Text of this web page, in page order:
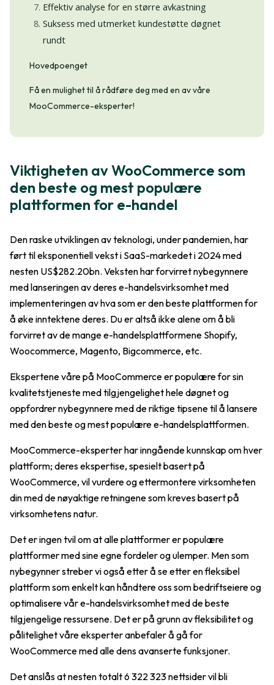
Effektiv analyse for en større avkastning
Suksess med utmerket kundestøtte døgnet
rundt
Hovedpoenget
Få en mulighet til å rådføre deg med en av våre
MooCommerce-eksperter!
Viktigheten av WooCommerce som
den beste og mest populære
plattformen for e-handel
Den raske utviklingen av teknologi, under pandemien, har
ført til eksponentiell vekst i SaaS-markedet i 2024 med
nesten US$282.20bn. Veksten har forvirret nybegynnere
med lanseringen av deres e-handelsvirksomhet med
implementeringen av hva som er den beste plattformen for
å øke inntektene deres. Du er altså ikke alene om å bli
forvirret av de mange e-handelsplattformene Shopify,
Woocommerce, Magento, Bigcommerce, etc.
Ekspertene våre på MooCommerce er populære for sin
kvalitetstjeneste med tilgjengelighet hele døgnet og
oppfordrer nybegynnere med de riktige tipsene til å lansere
med den beste og mest populære e-handelsplattformen.
MooCommerce-eksperter har inngående kunnskap om hver
plattform; deres ekspertise, spesielt basert på
WooCommerce, vil vurdere og ettermontere virksomheten
din med de nøyaktige retningene som kreves basert på
virksomhetens natur.
Det er ingen tvil om at alle plattformer er populære
plattformer med sine egne fordeler og ulemper. Men som
nybegynner streber vi også etter å se etter en fleksibel
plattform som enkelt kan håndtere oss som bedriftseiere og
optimalisere vår e-handelsvirksomhet med de beste
tilgjengelige ressursene. Det er på grunn av fleksibilitet og
pålitelighet våre eksperter anbefaler å gå for
WooCommerce med alle dens avanserte funksjoner.
Det anslås at nesten totalt 6 322 323 nettsider vil bli